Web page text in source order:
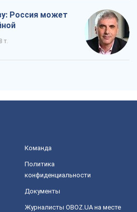
Россия может
т.
Команда
Политика
конфиденциальности
Документы
Журналисты OBOZ.UA на месте